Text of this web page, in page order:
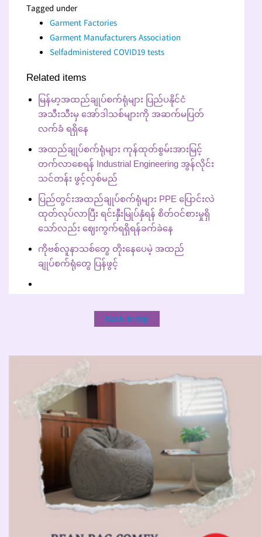
Tagged under
Garment Factories
Garment Manufacturers Association
Selfadministered COVID19 tests
Related items
မြန်မာ့အထည်ချုပ်စက်ရုံများ ပြည်ပနိုင်ငံ
အသီးသီးမှ အော်ဒါသစ်များကို အဆက်မပြတ်
လက်ခံ ရရှိနေ
အထည်ချုပ်စက်ရုံများ ကုန်ထုတ်စွမ်းအားမြင့်
တက်လာစေရန် Industrial Engineering အွန်လိုင်း
သင်တန်း ဖွင့်လှစ်မည်
ပြည်တွင်းအထည်ချုပ်စက်ရုံများ PPE ပြောင်းလဲ
ထုတ်လုပ်လာပြီး ရင်းနှီးမြုပ်နှံရန် စိတ်ဝင်စားမှုရှိ
သော်လည်း ဈေးကွက်ရရှိရန်ခက်ခဲနေ
ကိုဗစ်လူနာသစ်တွေ တိုးနေပေမဲ့ အထည်
ချုပ်စက်ရုံတွေ ပြန်ဖွင့်
back to top